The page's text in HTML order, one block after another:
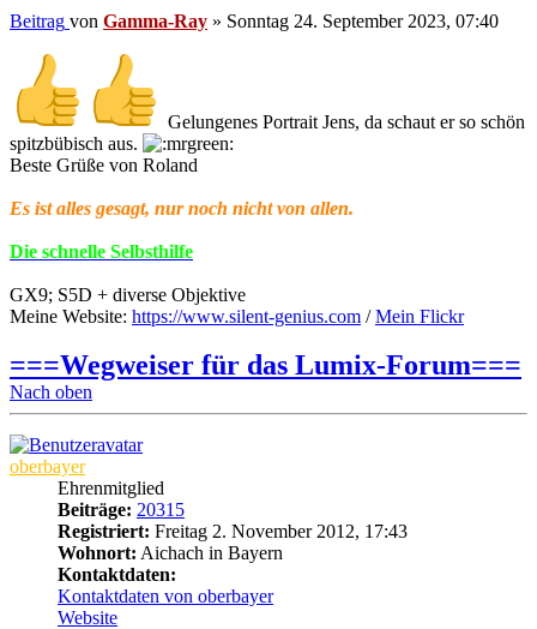
Beitrag von Gamma-Ray » Sonntag 24. September 2023, 07:40
Gelungenes Portrait Jens, da schaut er so schön
spitzbübisch aus.
Beste Grüße von Roland
Es ist alles gesagt, nur noch nicht von allen.
Die schnelle Selbsthilfe
GX9; S5D + diverse Objektive
Meine Website: https://www.silent-genius.com /Mein Flickr
===Wegweiser für das Lumix-Forum===
Nach oben
oberbayer
Ehrenmitglied
Beiträge: 20315
Registriert: Freitag 2. November 2012, 17:43
Wohnort: Aichach in Bayern
Kontaktdaten:
Kontaktdaten von oberbayer
Website